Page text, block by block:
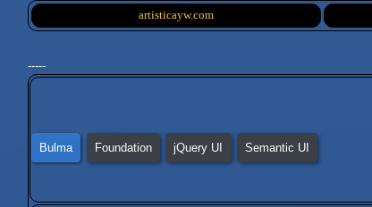
artisticayw.com
-----
Bulma Foundation jQuery UI Semantic UI